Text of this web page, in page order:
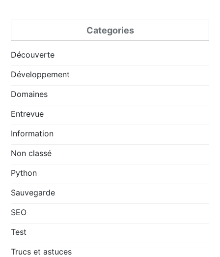
Categories
Découverte
Développement
Domaines
Entrevue
Information
Non classé
Python
Sauvegarde
SEO
Test
Trucs et astuces